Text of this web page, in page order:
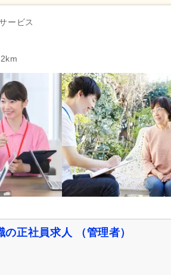
ービス
正社員求人 （管理者）